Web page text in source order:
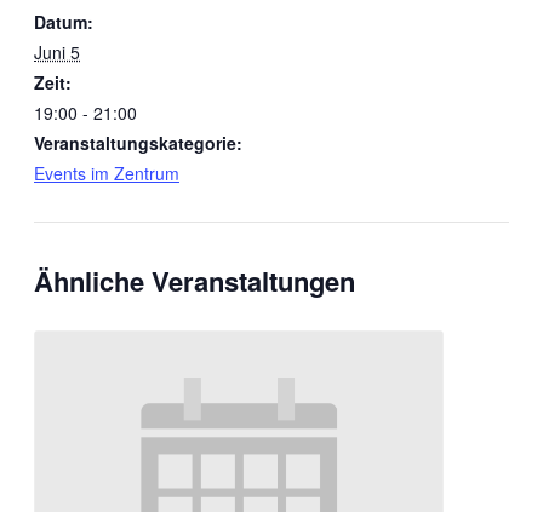
Datum:
Juni 5
Zeit:
19:00 - 21:00
Veranstaltungskategorie:
Events im Zentrum
Ähnliche Veranstaltungen